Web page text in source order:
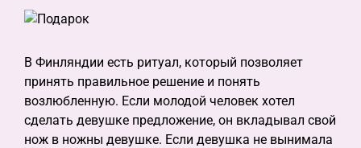
В Финляндии есть ритуал, который позволяет
принять правильное решение и понять
возлюбленную. Если молодой человек хотел
сделать девушке предложение, он вкладывал свой
нож в ножны девушке. Если девушка не вынимала